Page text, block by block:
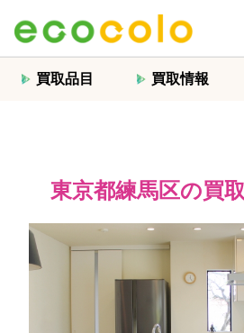
買取品目 買取情報
東京都練馬区の買